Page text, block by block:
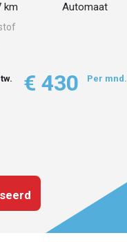
km Automaat
€ 430 Per mnd.